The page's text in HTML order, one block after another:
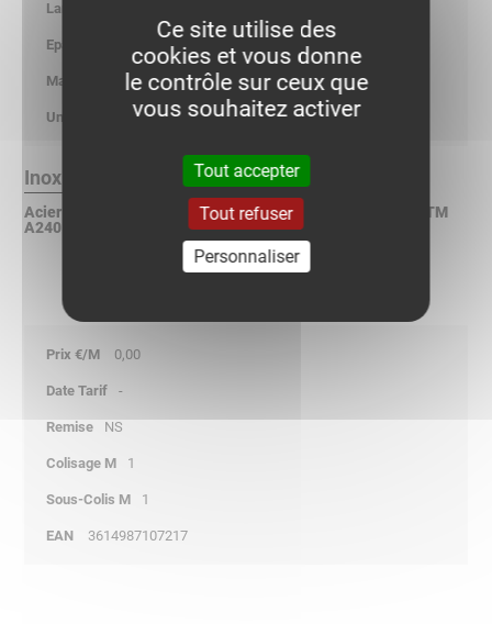
2.00
1.228
kg/ml
Inox 304L Finition :
Acier inoxydable X2CrNi 18-9 suivant NF EN 10088-2 / ASTM
A240 / DIN 17440
0,00
-
NS
1
1
3614987107217
Ce site utilise des
cookies et vous donne
le contrôle sur ceux que
vous souhaitez activer
Tout accepter
Tout refuser
Personnaliser